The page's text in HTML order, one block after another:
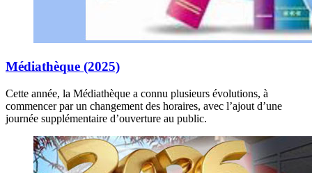
Médiathèque (2025)
Cette année, la Médiathèque a connu plusieurs évolutions, à
commencer par un changement des horaires, avec l’ajout d’une
journée supplémentaire d’ouverture au public.